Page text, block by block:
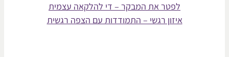
לפטר את המבקר – די להלקאה עצמית
איזון רגשי – התמודדות עם הצפה רגשית